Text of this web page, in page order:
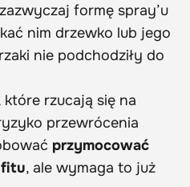
formę spray’u
nim drzewko lub jego
nie podchodziły do
które rzucają się na
przewrócenia
przymocować
, ale wymaga to już